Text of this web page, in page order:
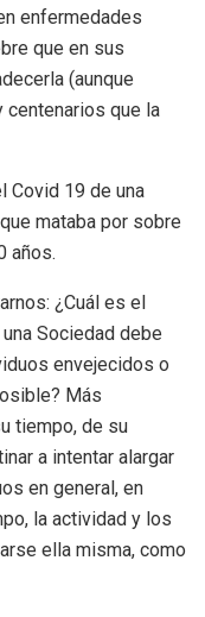
enfermedades
que en sus
(aunque
centenarios que la
Covid 19 de una
mataba por sobre
años.
¿Cuál es el
Sociedad debe
envejecidos o
Más
tiempo, de su
a intentar alargar
en general, en
la actividad y los
ella misma, como